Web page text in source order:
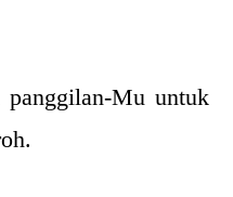
Mu untuk